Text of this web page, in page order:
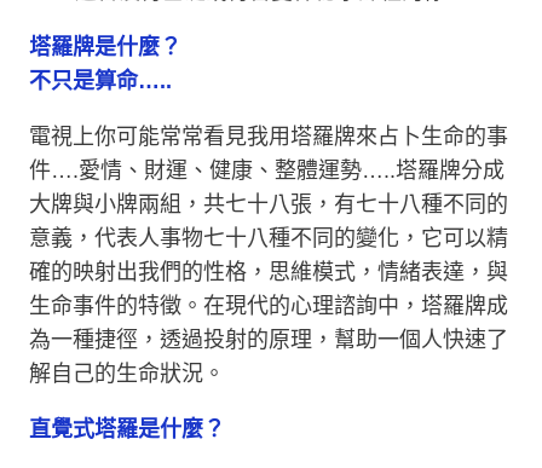
塔羅牌是什麼？
不只是算命…..
電視上你可能常常看見我用塔羅牌來占卜生命的事
件….愛情、財運、健康、整體運勢…..塔羅牌分成
大牌與小牌兩組，共七十八張，有七十八種不同的
意義，代表人事物七十八種不同的變化，它可以精
確的映射出我們的性格，思維模式，情緒表達，與
生命事件的特徵。在現代的心理諮詢中，塔羅牌成
為一種捷徑，透過投射的原理，幫助一個人快速了
解自己的生命狀況。
直覺式塔羅是什麼？